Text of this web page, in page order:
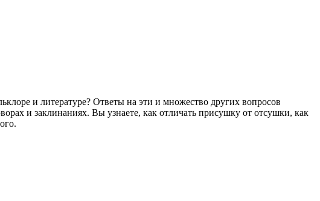
и литературе? Ответы на эти и множество других вопросов
и заклинаниях. Вы узнаете, как отличать присушку от отсушки, как